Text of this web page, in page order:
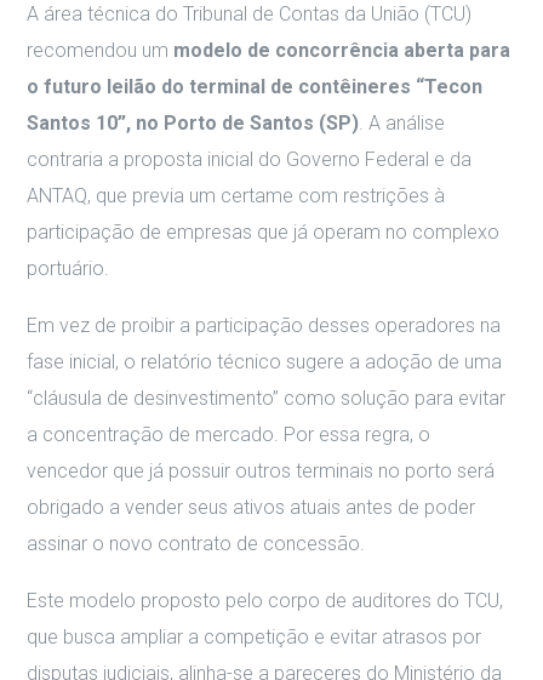
A área técnica do Tribunal de Contas da União (TCU)
recomendou um modelo de concorrência aberta para
o futuro leilão do terminal de contêineres “Tecon
Santos 10”, no Porto de Santos (SP) .A análise
contraria a proposta inicial do Governo Federal e da
ANTAQ, que previa um certame com restrições à
participação de empresas que já operam no complexo
portuário
Em vez de proibir a participação desses operadores na
fase inicial, o relatório técnico sugere a adoção de uma
“cláusula de desinvestimento” como solução para evitar
a concentração de mercado Por essa regra, o
vencedor que já possuir outros terminais no porto será
obrigado a vender seus ativos atuais antes de poder
assinar o novo contrato de concessão
Este modelo proposto pelo corpo de auditores do TCU,
que busca ampliar a competição e evitar atrasos por
disputas judiciais, alinha-se a pareceres do Ministério da